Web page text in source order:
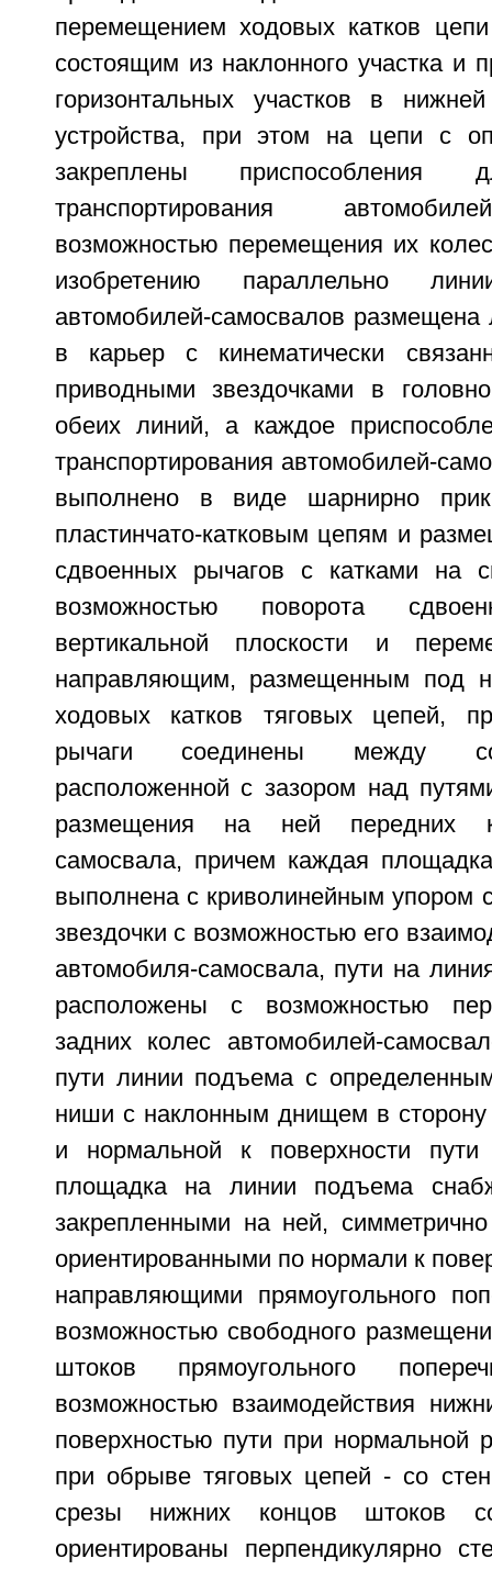
перемещением ходовых катков
состоящим из наклонного участка
горизонтальных участков в
устройства, при этом на цепи с
закреплены
транспортирования
возможностью перемещения их
изобретению параллельно
автомобилей-самосвалов размещена
в карьер с кинематически
приводными звездочками в
обеих линий, а каждое
транспортирования автомобилей-
выполнено в виде шарнирно
пластинчато-катковым цепям и
сдвоенных рычагов с катками на
возможностью поворота
вертикальной плоскости и
направляющим, размещенным под
ходовых катков тяговых цепей,
рычаги соединены между
расположенной с зазором над
размещения на ней передних
самосвала, причем каждая
выполнена с криволинейным упором
звездочки с возможностью его
автомобиля-самосвала, пути на
расположены с возможностью
задних колес автомобилей-
пути линии подъема с
ниши с наклонным днищем в сторону
и нормальной к поверхности
площадка на линии подъема
закрепленными на ней,
ориентированными по нормали к
направляющими прямоугольного
возможностью свободного
штоков прямоугольного
возможностью взаимодействия
поверхностью пути при нормальной
при обрыве тяговых цепей - со
срезы нижних концов штоков
ориентированы перпендикулярно